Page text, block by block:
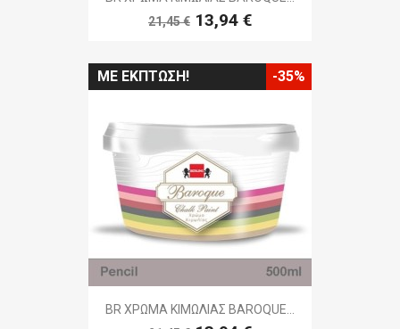
21,45 € 13,94 €
BR ΧΡΩΜΑ ΚΙΜΩΛΙΑΣ BAROQUE...
ΜΕ ΈΚΠΤΩΣΗ! -35%